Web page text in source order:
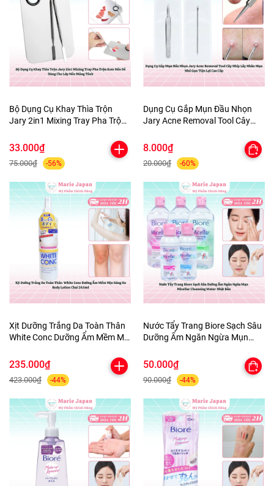
Bộ Dụng Cụ Khay Thìa Trộn
Jary 2in1 Mixing Tray Pha Trộn
Mỏng Tênh
33.000₫
75.000₫ -56%
Dụng Cụ Gắp Mụn Đầu Nhọn
Jary Acne Removal Tool Cây
Tiện Lợi Cao Cấp
8.000₫
20.000₫ -60%
Xịt Dưỡng Trắng Da Toàn Thân
White Conc Dưỡng Ẩm Mềm Mịn
245ml
235.000₫
423.000₫ -44%
Nước Tẩy Trang Biore Sạch Sâu
Dưỡng Ẩm Ngăn Ngừa Mụn
Bản
50.000₫
90.000₫ -44%